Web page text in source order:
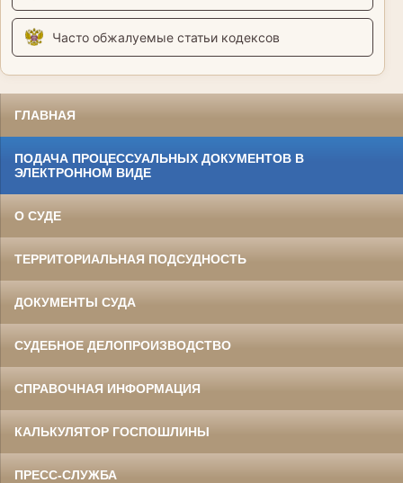
Часто обжалуемые статьи кодексов
ГЛАВНАЯ
ПОДАЧА ПРОЦЕССУАЛЬНЫХ ДОКУМЕНТОВ В
ЭЛЕКТРОННОМ ВИДЕ
О СУДЕ
ТЕРРИТОРИАЛЬНАЯ ПОДСУДНОСТЬ
ДОКУМЕНТЫ СУДА
СУДЕБНОЕ ДЕЛОПРОИЗВОДСТВО
СПРАВОЧНАЯ ИНФОРМАЦИЯ
КАЛЬКУЛЯТОР ГОСПОШЛИНЫ
ПРЕСС-СЛУЖБА